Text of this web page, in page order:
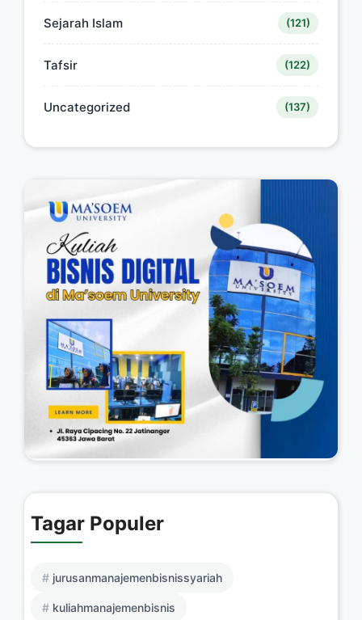
Sejarah Islam (121)
Tafsir (122)
Uncategorized (137)
Tagar Populer
jurusanmanajemenbisnissyariah
kuliahmanajemenbisnis